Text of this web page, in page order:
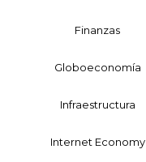
Finanzas
Globoeconomía
Infraestructura
Internet Economy